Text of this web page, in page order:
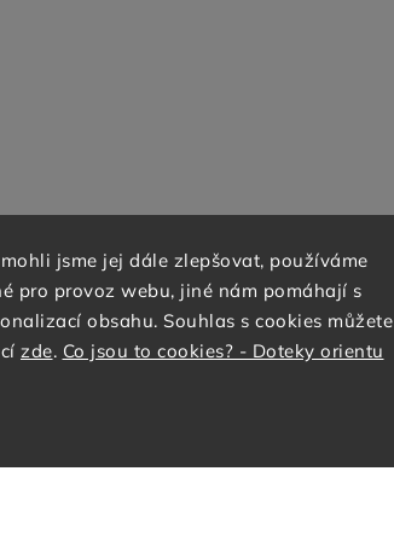
jsme jej dále zlepšovat, používáme
pro provoz webu, jiné nám pomáhají s
obsahu. Souhlas s cookies můžete
zde. Co jsou to cookies? - Doteky orientu